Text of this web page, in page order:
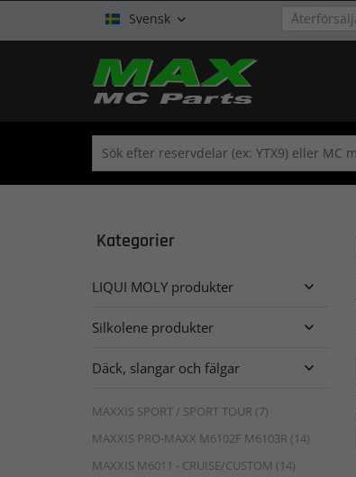
Svensk 
Kategorier
LIQUI MOLY produkter 
Silkolene produkter 
Däck, slangar och fälgar 
MAXXIS SPORT / SPORT TOUR (7)
MAXXIS PRO-MAXX M6102F M6103R (14)
MAXXIS M6011 - CRUISE/CUSTOM (14)